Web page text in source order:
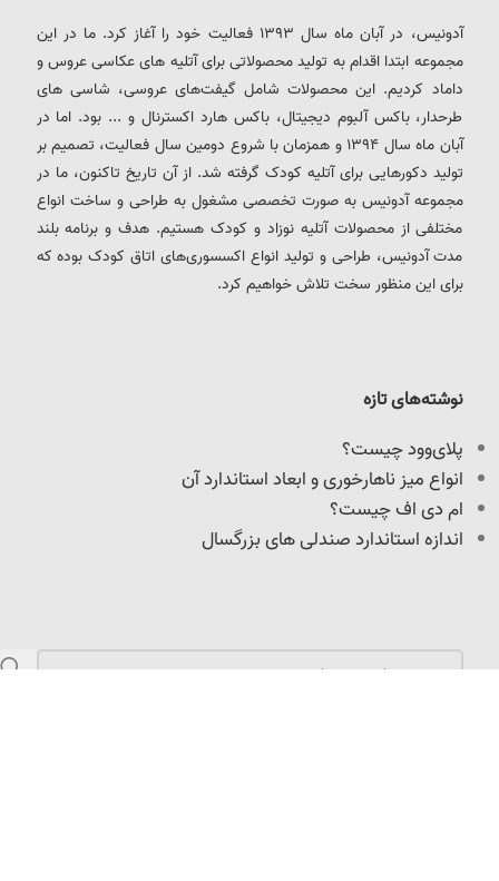
نوشته‌های تازه
پلای‌وود چیست؟
انواع میز ناهارخوری و ابعاد استاندارد آن
ام دی اف چیست؟
اندازه استاندارد صندلی های بزرگسال
آدونیس، در آبان ماه سال 1393 فعالیت خود را آغاز کرد. ما در این
مجموعه ابتدا اقدام به تولید محصولاتی برای آتلیه های عکاسی عروس و
داماد کردیم. این محصولات شامل گیفت‌های عروسی، شاسی های
طرحدار، باکس آلبوم دیجیتال، باکس هارد اکسترنال و ... بود. اما در
آبان ماه سال 1394 و همزمان با شروع دومین سال فعالیت، تصمیم بر
تولید دکورهایی برای آتلیه کودک گرفته شد. از آن تاریخ تاکنون، ما در
مجموعه آدونیس به صورت تخصصی مشغول به طراحی و ساخت انواع
مختلفی از محصولات آتلیه نوزاد و کودک هستیم. هدف و برنامه بلند
مدت آدونیس، طراحی و تولید انواع اکسسوری‌های اتاق کودک بوده که
برای این منظور سخت تلاش خواهیم کرد.